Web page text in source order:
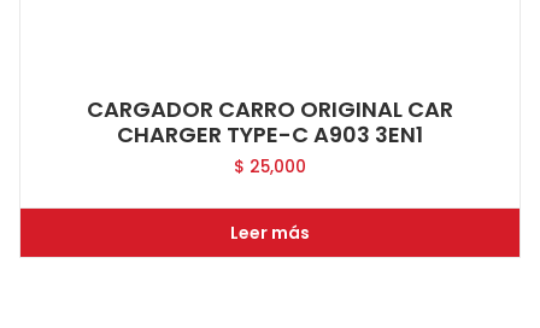
CARGADOR CARRO ORIGINAL CAR
CHARGER TYPE-C A903 3EN1
$ 25,000
Leer más